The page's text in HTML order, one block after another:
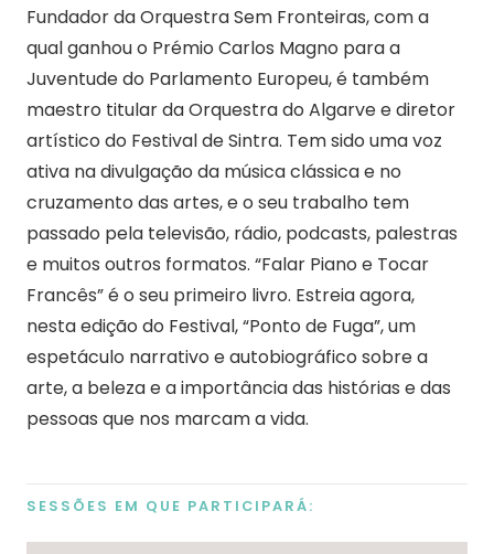
Fundador da Orquestra Sem Fronteiras, com a
qual ganhou o Prémio Carlos Magno para a
Juventude do Parlamento Europeu, é também
maestro titular da Orquestra do Algarve e diretor
artístico do Festival de Sintra. Tem sido uma voz
ativa na divulgação da música clássica e no
cruzamento das artes, e o seu trabalho tem
passado pela televisão, rádio, podcasts, palestras
e muitos outros formatos. “Falar Piano e Tocar
Francês” é o seu primeiro livro. Estreia agora,
nesta edição do Festival, “Ponto de Fuga”,um
espetáculo narrativo e autobiográfico sobre a
arte, a beleza e a importância das histórias e das
pessoas que nos marcam a vida.
SESSÕES EM QUE PARTICIPARÁ: